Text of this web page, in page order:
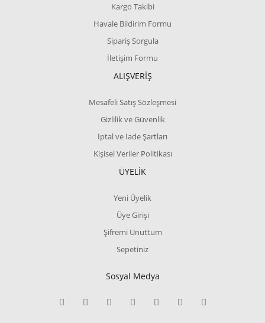
Kargo Takibi
Havale Bildirim Formu
Sipariş Sorgula
İletişim Formu
ALIŞVERİŞ
Mesafeli Satış Sözleşmesi
Gizlilik ve Güvenlik
İptal ve İade Şartları
Kişisel Veriler Politikası
ÜYELİK
Yeni Üyelik
Üye Girişi
Şifremi Unuttum
Sepetiniz
Sosyal Medya